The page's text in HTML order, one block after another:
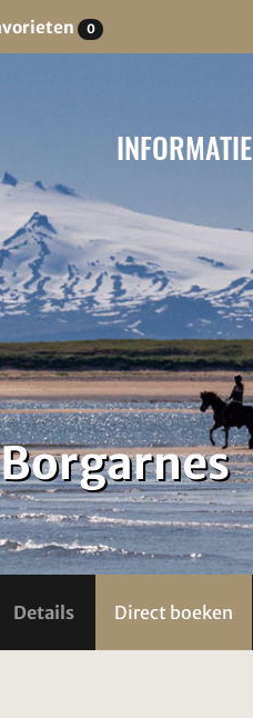
0
INFORMATIE
Details Direct boeken